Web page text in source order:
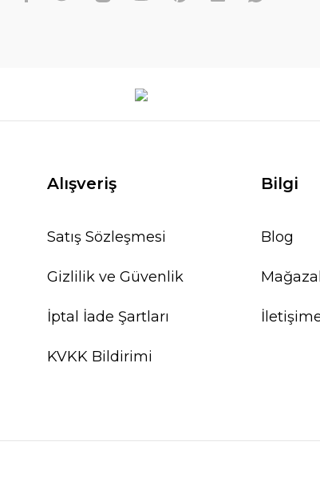
Alışveriş
Satış Sözleşmesi
Gizlilik ve Güvenlik
İptal İade Şartları
KVKK Bildirimi
Bilgi
Blog